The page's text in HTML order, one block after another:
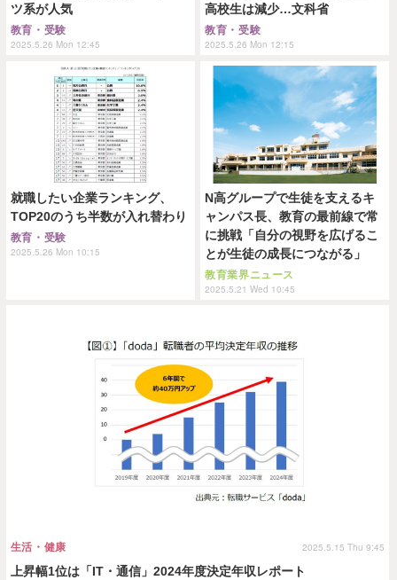
ツ系が人気
教育・受験
2025.5.26 Mon 12:45
高校生は減少…文科省
教育・受験
2025.5.26 Mon 12:15
就職したい企業ランキング、
TOP20のうち半数が入れ替わり
教育・受験
2025.5.26 Mon 10:15
N高グループで生徒を支えるキ
ャンパス長、教育の最前線で常
に挑戦「自分の視野を広げるこ
とが生徒の成長につながる」
教育業界ニュース
2025.5.21 Wed 10:45
上昇幅1位は「IT・通信」2024年度決定年収レポート
生活・健康 2025.5.15 Thu 9:45